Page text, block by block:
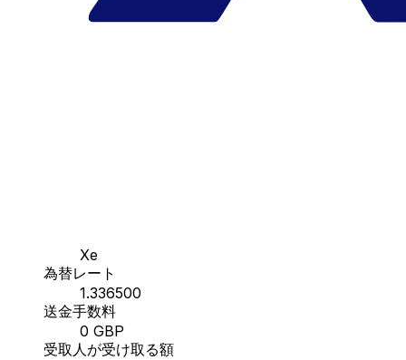
Xe
為替レート
1.336500
送金手数料
0 GBP
受取人が受け取る額